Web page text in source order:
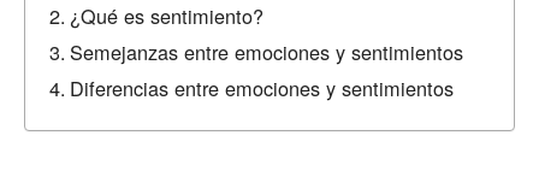
¿Qué es sentimiento?
Semejanzas entre emociones y sentimientos
Diferencias entre emociones y sentimientos